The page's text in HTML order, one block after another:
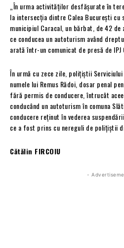
„În urma activităților desfășurate în
la intersecția dintre Calea București cu
municipiul Caracal, un bărbat, de 42 de
ce conducea un autoturism având
arată într-un comunicat de presă de IPJ
În urmă cu zece zile, polițiștii
numele lui Remus Rădoi, dosar penal
fără permis de conducere, întrucât
conducând un autoturism în comuna
conducere reținut în vederea
ce a fost prins cu nereguli de polițiștii
Cătălin FIRCOIU
-